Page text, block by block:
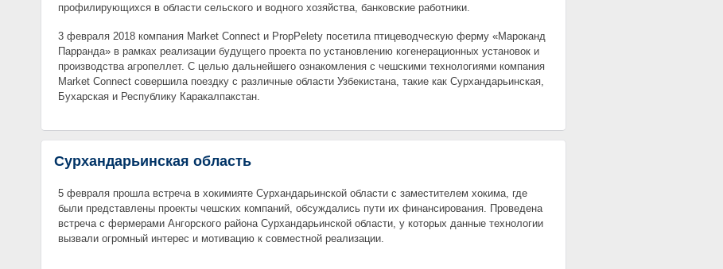
профилирующихся в области сельского и водного хозяйства, банковские работники.
3 февраля 2018 компания Market Connect и PropPelety посетила птицеводческую ферму «Мароканд
Парранда» в рамках реализации будущего проекта по установлению когенерационных установок и
производства агропеллет. С целью дальнейшего ознакомления с чешскими технологиями компания
Market Connect совершила поездку с различные области Узбекистана, такие как Сурхандарьинская,
Бухарская и Республику Каракалпакстан.
Сурхандарьинская область
5 февраля прошла встреча в хокимияте Сурхандарьинской области с заместителем хокима, где
были представлены проекты чешских компаний, обсуждались пути их финансирования. Проведена
встреча с фермерами Ангорского района Сурхандарьинской области, у которых данные технологии
вызвали огромный интерес и мотивацию к совместной реализации.